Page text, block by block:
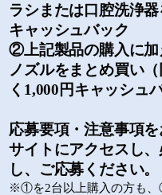
ラシまたは口腔洗浄
キャッシュバック
②上記製品の購入に加
ノズルをまとめ買い
く1,000円キャッシュ
応募要項・注意事項
サイトにアクセスし
し、ご応募ください。
※①を2台以上購入の方も、